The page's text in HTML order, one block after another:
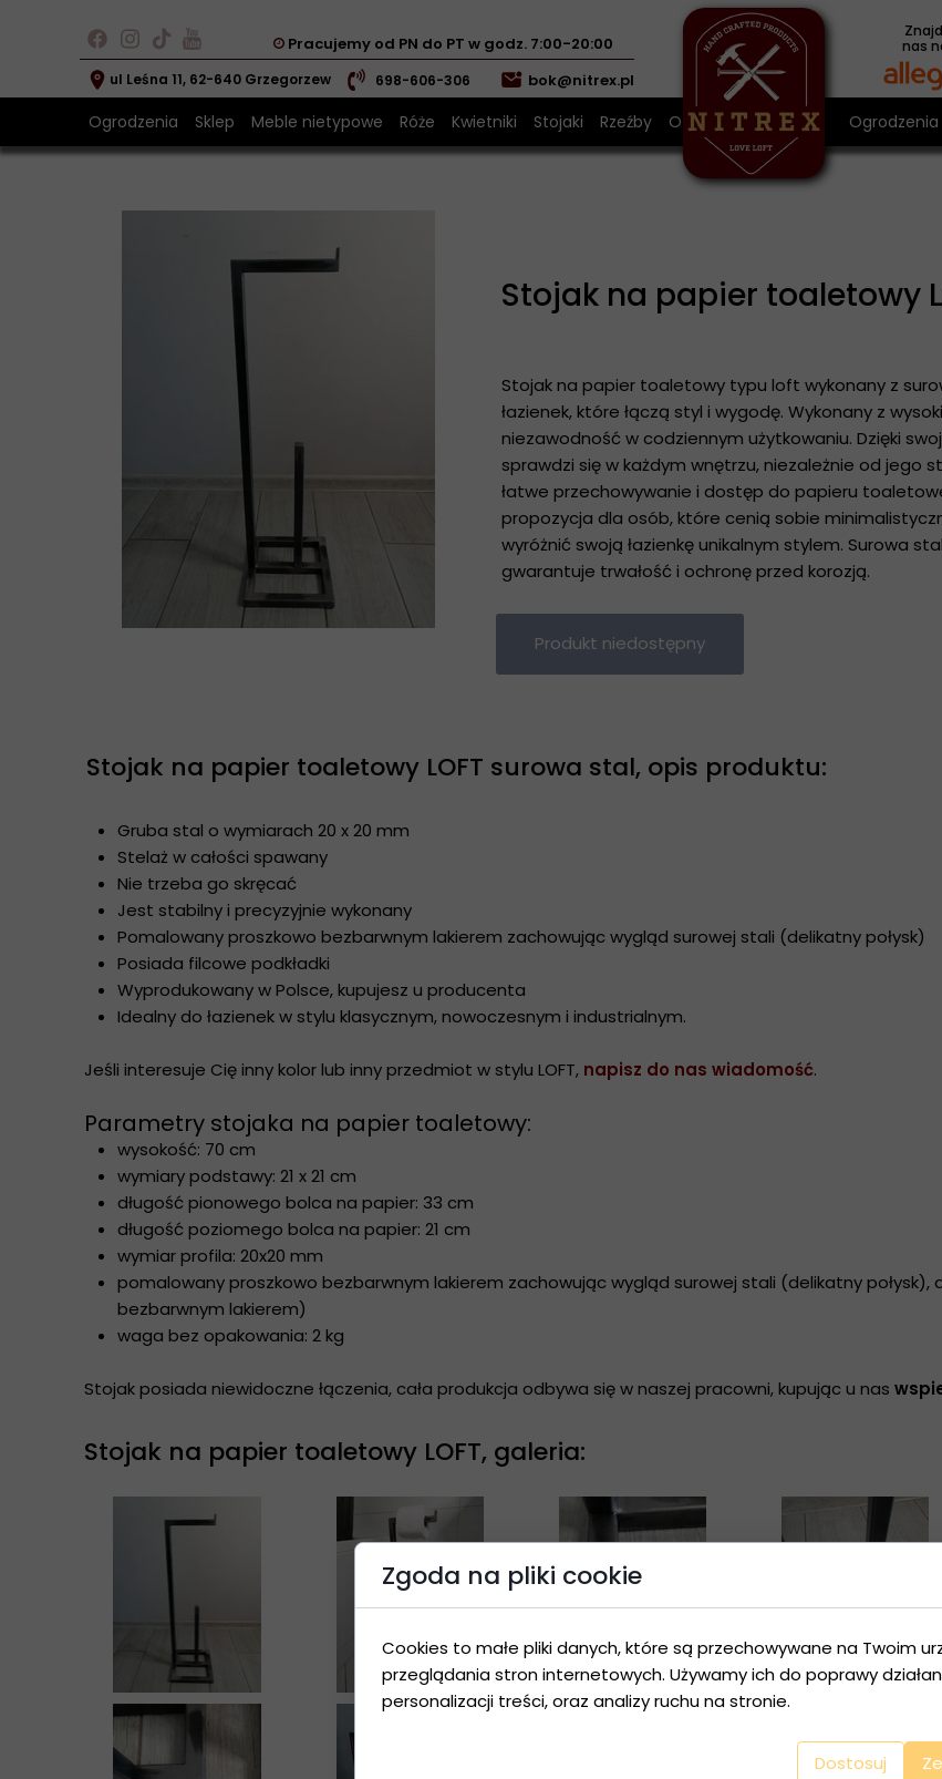
Pracujemy od PN do PT w godz. 7:00-20:00
bok@nitrex.pl
nas
698-606-306
ul Leśna 11, 62-640 Grzegorzew
Ogrodzenia
Ogrodzenia Sklep Meble nietypowe Róże
Czerwona róża z metalu
Zapakuj na prezent
Bilecik z dedykacją
Kwietniki
Kwietnik kolumnowy czarny LOFT
Stojaki Rzeźby O nas
Stojak na papier toaletowy
Stojak na papier toaletowy typu loft wykonany z
łazienek, które łączą styl i wygodę. Wykonany z
niezawodność w codziennym użytkowaniu. Dzięki
sprawdzi się w każdym wnętrzu, niezależnie od jego
łatwe przechowywanie i dostęp do papieru
propozycja dla osób, które cenią sobie
wyróżnić swoją łazienkę unikalnym stylem. Surowa
gwarantuje trwałość i ochronę przed korozją.
Produkt niedostępny
Stojak na papier toaletowy LOFT, galeria:
Stojak na papier toaletowy LOFT surowa stal, opis produktu:
Gruba stal o wymiarach 20 x 20 mm
Stelaż w całości spawany
Nie trzeba go skręcać
Jest stabilny i precyzyjnie wykonany
Pomalowany proszkowo bezbarwnym lakierem zachowując wygląd surowej stali (delikatny połysk)
Posiada filcowe podkładki
Wyprodukowany w Polsce, kupujesz u producenta
Idealny do łazienek w stylu klasycznym, nowoczesnym i industrialnym.
Jeśli interesuje Cię inny kolor lub inny przedmiot w stylu LOFT, napisz do nas wiadomość.
Parametry stojaka na papier toaletowy:
wysokość: 70 cm
wymiary podstawy: 21 x 21 cm
długość pionowego bolca na papier: 33 cm
długość poziomego bolca na papier: 21 cm
wymiar profila: 20x20 mm
pomalowany proszkowo bezbarwnym lakierem zachowując wygląd surowej stali (delikatny połysk),
bezbarwnym lakierem)
waga bez opakowania: 2 kg
Stojak posiada niewidoczne łączenia, cała produkcja odbywa się w naszej pracowni, kupując u nas
Zgoda na pliki cookie
Cookies to małe pliki danych, które są przechowywane na Twoim
przeglądania stron internetowych. Używamy ich do poprawy
personalizacji treści, oraz analizy ruchu na stronie.
Dostosuj